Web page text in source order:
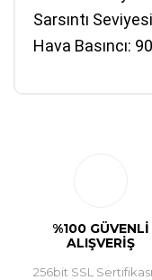
Sarsıntı Seviyesi
Hava Basıncı:
%100 GÜVENLİ
ALIŞVERİŞ
256bit SSL